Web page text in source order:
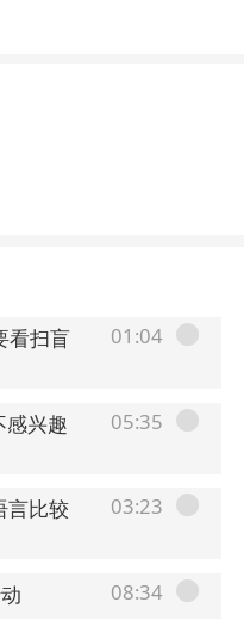
看扫盲
01:04
感兴趣
05:35
言比较
03:23
08:34